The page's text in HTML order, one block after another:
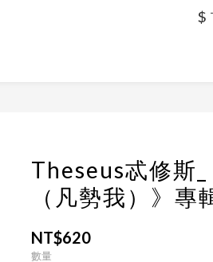
$
Theseus忒修斯
（凡勢我）》專
NT$620
數量